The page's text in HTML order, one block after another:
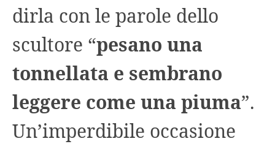
dirla con le parole dello
scultore “pesano una
tonnellata e sembrano
leggere come una piuma”.
Un’imperdibile occasione